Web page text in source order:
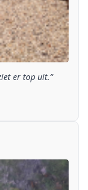
er top uit.”